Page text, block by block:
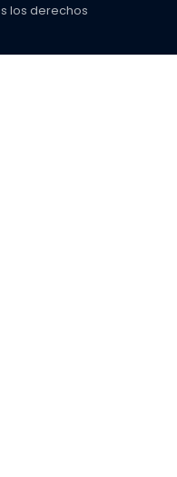
los derechos